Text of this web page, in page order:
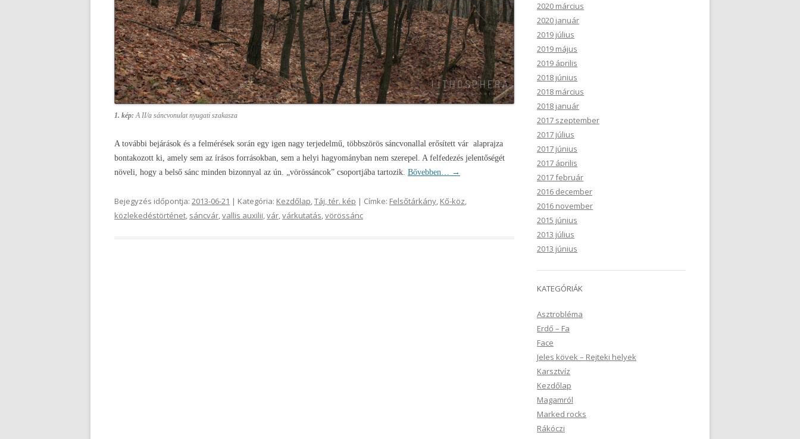
1. kép: A II/a sáncvonulat nyugati szakasza
A további bejárások és a felmérések során egy igen nagy terjedelmű, többszörös sáncvonallal erősített vár alaprajza
bontakozott ki, amely sem az írásos forrásokban, sem a helyi hagyományban nem szerepel. A felfedezés jelentőségét
növeli, hogy a belső sánc minden bizonnyal az ún. „vörössáncok” csoportjába tartozik. Bővebben… →
Bejegyzés időpontja: 2013-06-21 | Kategória: Kezdőlap Táj, tér. kép | Címke: Felsőtárkány Kő-köz
közlekedéstörténet sáncvár vallis auxilii vár várkutatás vörössánc
2020 március
2020 január
2019 július
2019 május
2019 április
2018 június
2018 március
2018 január
2017 szeptember
2017 július
2017 június
2017 április
2017 február
2016 december
2016 november
2015 június
2013 július
2013 június
KATEGÓRIÁK
Asztrobléma
Erdő – Fa
Face
Jeles kövek – Rejteki helyek
Karsztvíz
Kezdőlap
Magamról
Marked rocks
Rákóczi